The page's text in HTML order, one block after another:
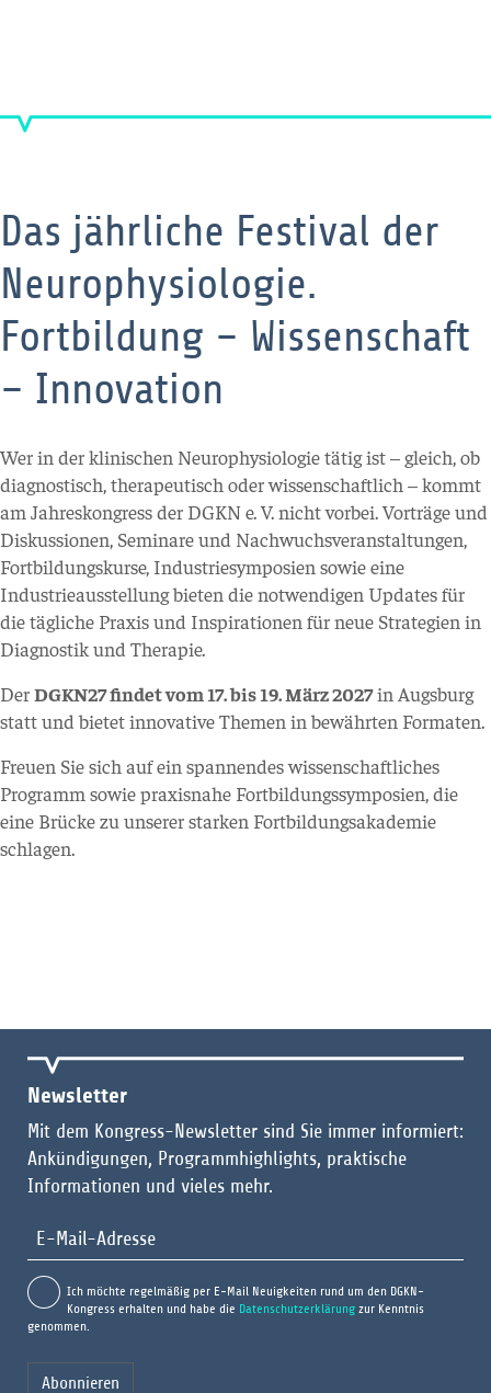
Das jährliche Festival der
Neurophysiologie.
Fortbildung – Wissenschaft
– Innovation
Wer in der klinischen Neurophysiologie tätig ist – gleich, ob
diagnostisch, therapeutisch oder wissenschaftlich – kommt
am Jahreskongress der DGKN e. V. nicht vorbei. Vorträge und
Diskussionen, Seminare und Nachwuchsveranstaltungen,
Fortbildungskurse, Industriesymposien sowie eine
Industrieausstellung bieten die notwendigen Updates für
die tägliche Praxis und Inspirationen für neue Strategien in
Diagnostik und Therapie.
DerDGKN27 findet vom 17. bis 19. März 2027in Augsburg
statt und bietet innovative Themen in bewährten Formaten.
Freuen Sie sich auf ein spannendes wissenschaftliches
Programm sowie praxisnahe Fortbildungssymposien, die
eine Brücke zu unserer starken Fortbildungsakademie
schlagen.
Newsletter
Mit dem Kongress-Newsletter sind Sie immer informiert:
Ankündigungen, Programmhighlights, praktische
Informationen und vieles mehr.
Ich möchte regelmäßig per E-Mail Neuigkeiten rund um den DGKN-
Kongress erhalten und habe die Datenschutzerklärung zur Kenntnis
genommen.
Abonnieren